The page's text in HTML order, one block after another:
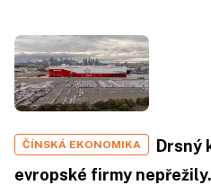
ČÍNSKÁ EKONOMIKA
Drsný
evropské firmy